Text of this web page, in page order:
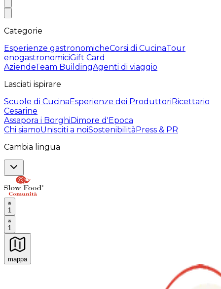
Categorie
Esperienze gastronomicheCorsi di CucinaTour
enogastronomiciGift Card
AziendeTeam BuildingAgenti di viaggio
Lasciati ispirare
Scuole di CucinaEsperienze dei ProduttoriRicettario
Cesarine
Assapora i BorghiDimore d'Epoca
Chi siamoUnisciti a noiSostenibilitàPress & PR
Cambia lingua
1
1
mappa
Esperienze culinarie indimenticabili: Esperienze